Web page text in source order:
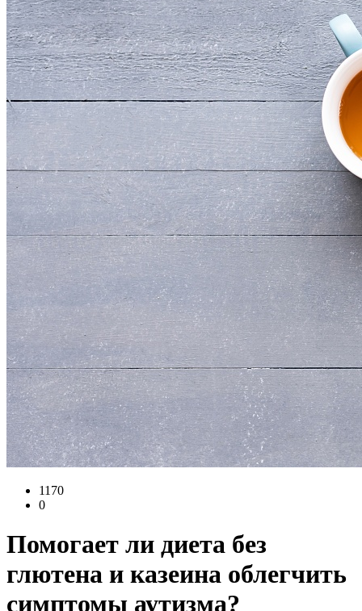
1170
0
Помогает ли диета без
глютена и казеина облегчить
симптомы аутизма?